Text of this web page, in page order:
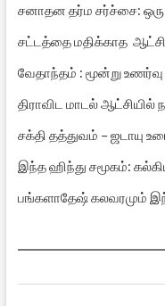
சனாதன தர்ம சர்ச்சை:
சட்டத்தை மதிக்காத
வேதாந்தம் : மூன்று
திராவிட மாடல்
சக்தி தத்துவம் – ஜடாயு
இந்த ஹிந்து சமூகம்:
பங்களாதேஷ் கலவரமும்